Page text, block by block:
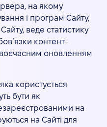
на якому
і програм Сайту,
веде статистику
контент-
оновленням
користується
бути як
на
на Сайті для